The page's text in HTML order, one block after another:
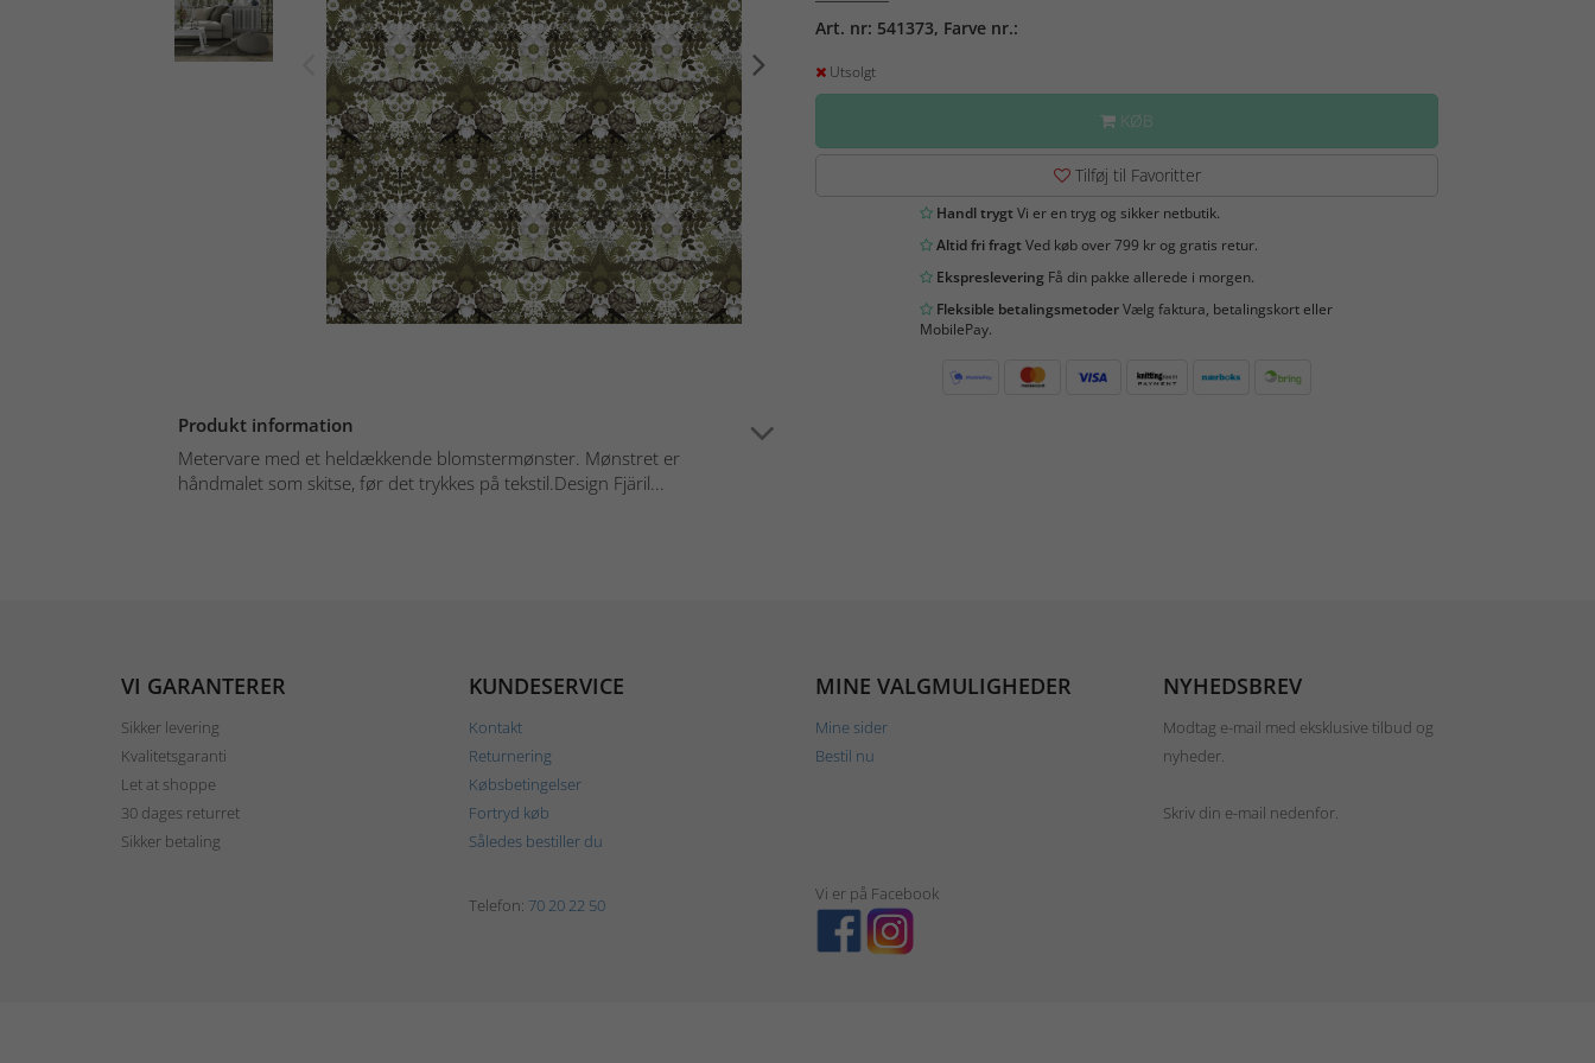
Produkt information
Metervare med et heldækkende blomstermønster. Mønstret er
håndmalet som skitse, før det trykkes på tekstil.Design Fjäril...
Art. nr: 541373, Farve nr.:
Utsolgt
KØB
Tilføj til Favoritter
Handl trygtVi er en tryg og sikker netbutik.
Altid fri fragtVed køb over 799 kr og gratis retur.
EkspresleveringFå din pakke allerede i morgen.
Fleksible betalingsmetoderVælg faktura, betalingskort eller
MobilePay.
VI GARANTERER
Sikker levering
Kvalitetsgaranti
Let at shoppe
30 dages returret
Sikker betaling
KUNDESERVICE
Kontakt
Returnering
Købsbetingelser
Fortryd køb
Således bestiller du
MINE VALGMULIGHEDER
Mine sider
Bestil nu
NYHEDSBREV
Modtag e-mail med eksklusive tilbud og
nyheder.
Skriv din e-mail nedenfor.
Telefon: 70 20 22 50
Vi er på Facebook